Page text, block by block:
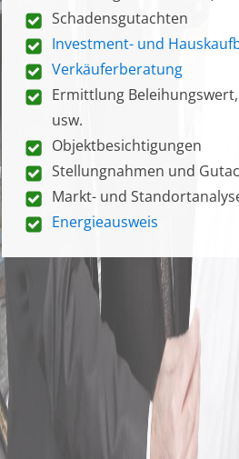
Schadensgutachten
Investment- und
Verkäuferberatung
Ermittlung
usw.
Objektbesichtigungen
Stellungnahmen und
Markt- und
Energieausweis